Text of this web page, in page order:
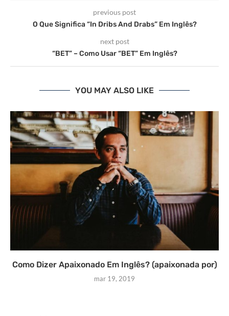
previous post
O Que Significa “In Dribs And Drabs” Em Inglês?
next post
“BET” – Como Usar “BET” Em Inglês?
YOU MAY ALSO LIKE
Como Dizer Apaixonado Em Inglês? (apaixonada por)
mar 19, 2019